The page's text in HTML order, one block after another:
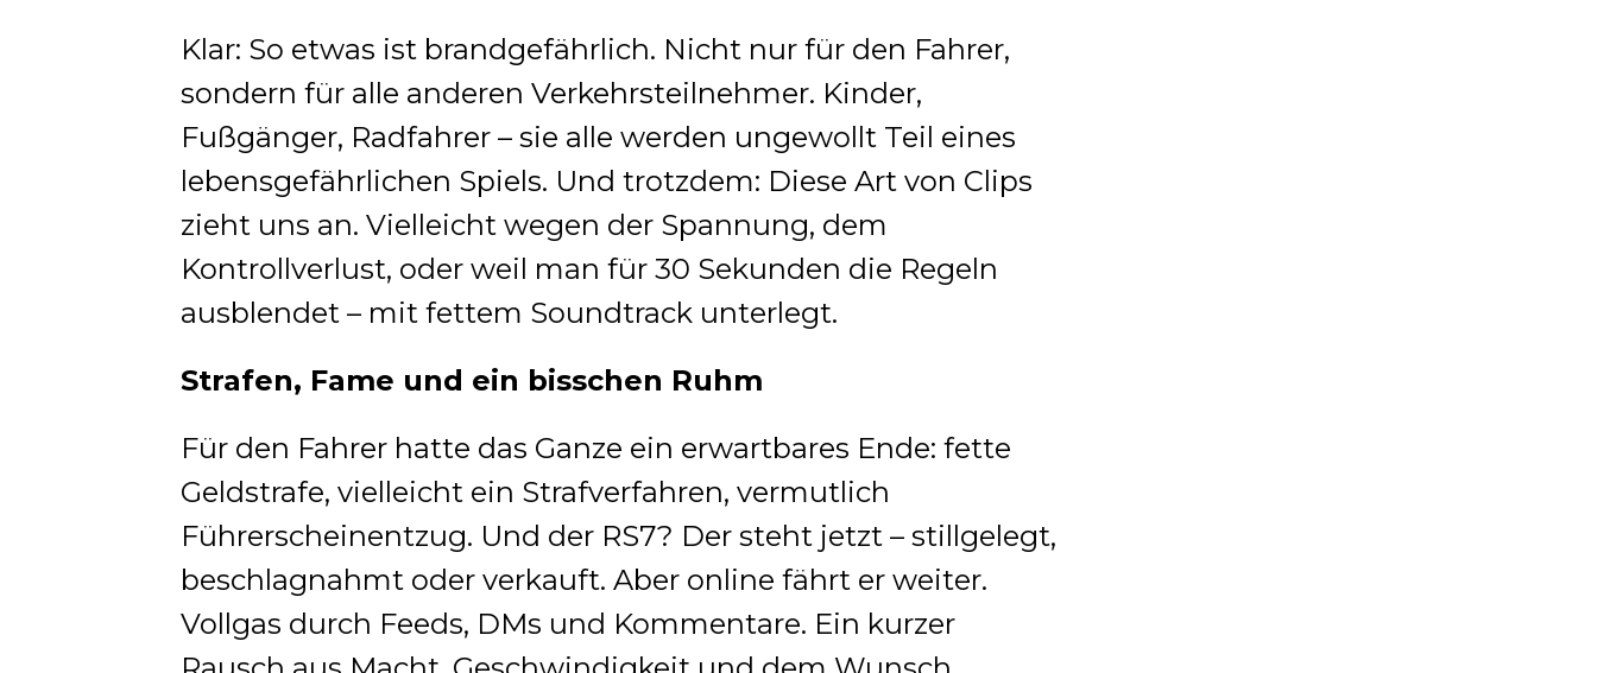
Klar: So etwas ist brandgefährlich. Nicht nur für den Fahrer,
sondern für alle anderen Verkehrsteilnehmer. Kinder,
Fußgänger, Radfahrer – sie alle werden ungewollt Teil eines
lebensgefährlichen Spiels. Und trotzdem: Diese Art von Clips
zieht uns an. Vielleicht wegen der Spannung, dem
Kontrollverlust, oder weil man für 30 Sekunden die Regeln
ausblendet – mit fettem Soundtrack unterlegt.
Strafen, Fame und ein bisschen Ruhm
Für den Fahrer hatte das Ganze ein erwartbares Ende: fette
Geldstrafe, vielleicht ein Strafverfahren, vermutlich
Führerscheinentzug. Und der RS7? Der steht jetzt – stillgelegt,
beschlagnahmt oder verkauft. Aber online fährt er weiter.
Vollgas durch Feeds, DMs und Kommentare. Ein kurzer